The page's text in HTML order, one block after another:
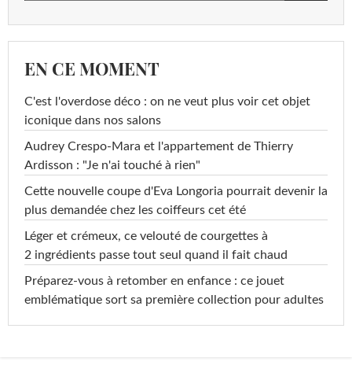
EN CE MOMENT
C'est l'overdose déco : on ne veut plus voir cet objet
iconique dans nos salons
Audrey Crespo-Mara et l'appartement de Thierry
Ardisson : "Je n'ai touché à rien"
Cette nouvelle coupe d'Eva Longoria pourrait devenir la
plus demandée chez les coiffeurs cet été
Léger et crémeux, ce velouté de courgettes à
2 ingrédients passe tout seul quand il fait chaud
Préparez-vous à retomber en enfance : ce jouet
emblématique sort sa première collection pour adultes